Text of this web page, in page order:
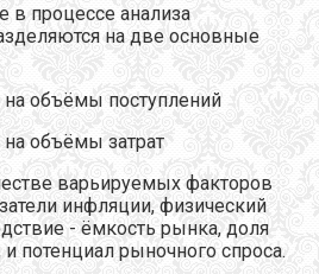
процессе анализа
на две основные
объёмы поступлений
объёмы затрат
варьируемых факторов
инфляции, физический
- ёмкость рынка, доля
потенциал рыночного спроса.